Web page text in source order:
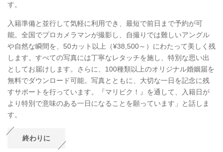
す。
入籍準備と並行して気軽に利用でき、最短で前日まで予約が可
能。全国でプロカメラマンが撮影し、自撮りでは難しいアングル
や自然な瞬間を、50カット以上（¥38,500～）にわたって美しく残
します。すべての写真には丁寧なレタッチを施し、特別な思い出
としてお届けします。さらに、100種類以上のオリジナル婚姻届を
無料でダウンロード可能。写真とともに、大切な一日を記念に残
すサポートを行っています。『マリピク！』を通して、入籍日が
より特別で意味のある一日になることを願っています」と話しま
す。
終わりに